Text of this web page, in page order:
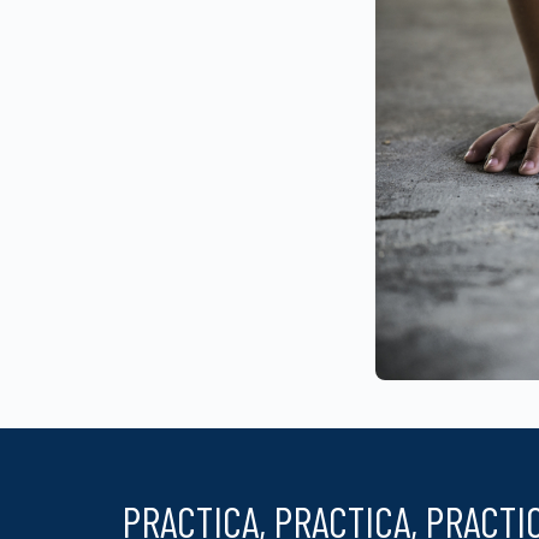
PRACTICA, PRACTICA,